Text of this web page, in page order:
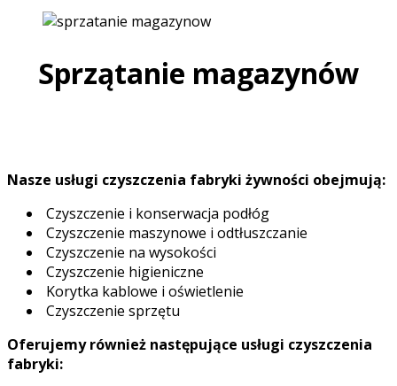
Sprzątanie magazynów
Nasze usługi czyszczenia fabryki żywności obejmują:
Czyszczenie i konserwacja podłóg
Czyszczenie maszynowe i odtłuszczanie
Czyszczenie na wysokości
Czyszczenie higieniczne
Korytka kablowe i oświetlenie
Czyszczenie sprzętu
Oferujemy również następujące usługi czyszczenia
fabryki: